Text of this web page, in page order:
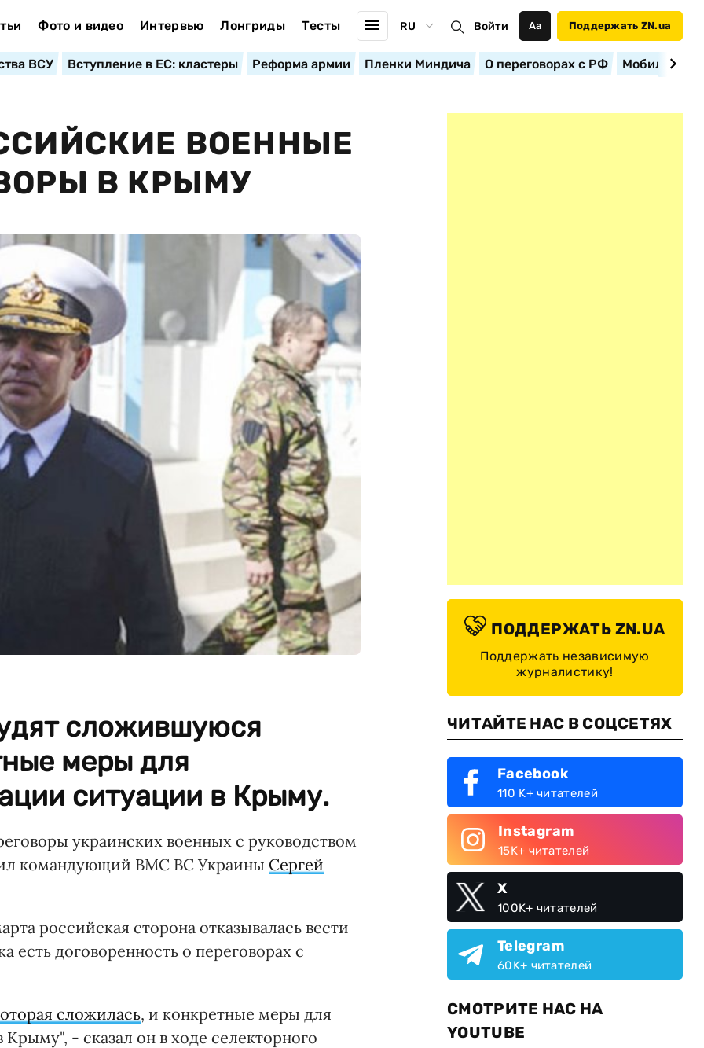
Фото и видео Интервью Лонгриды Тесты RU Войти Аа Поддержать ZN.ua
ВСУ Вступление в ЕС: кластеры Реформа армии Пленки Миндича О переговорах с РФ
ВОЕННЫЕ
В КРЫМУ
сложившуюся
меры для
ситуации в Крыму.
украинских военных с руководством
командующий ВМС ВС Украины Сергей
российская сторона отказывалась вести
есть договоренность о переговорах с
сложилась, и конкретные меры для
- сказал он в ходе селекторного
ПОДДЕРЖАТЬ ZN.UA
Поддержать независимую
журналистику!
ЧИТАЙТЕ НАС В СОЦСЕТЯХ
Facebook
110 K+ читателей
Instagram
15K+ читателей
X
100K+ читателей
Telegram
60K+ читателей
СМОТРИТЕ НАС НА
YOUTUBE